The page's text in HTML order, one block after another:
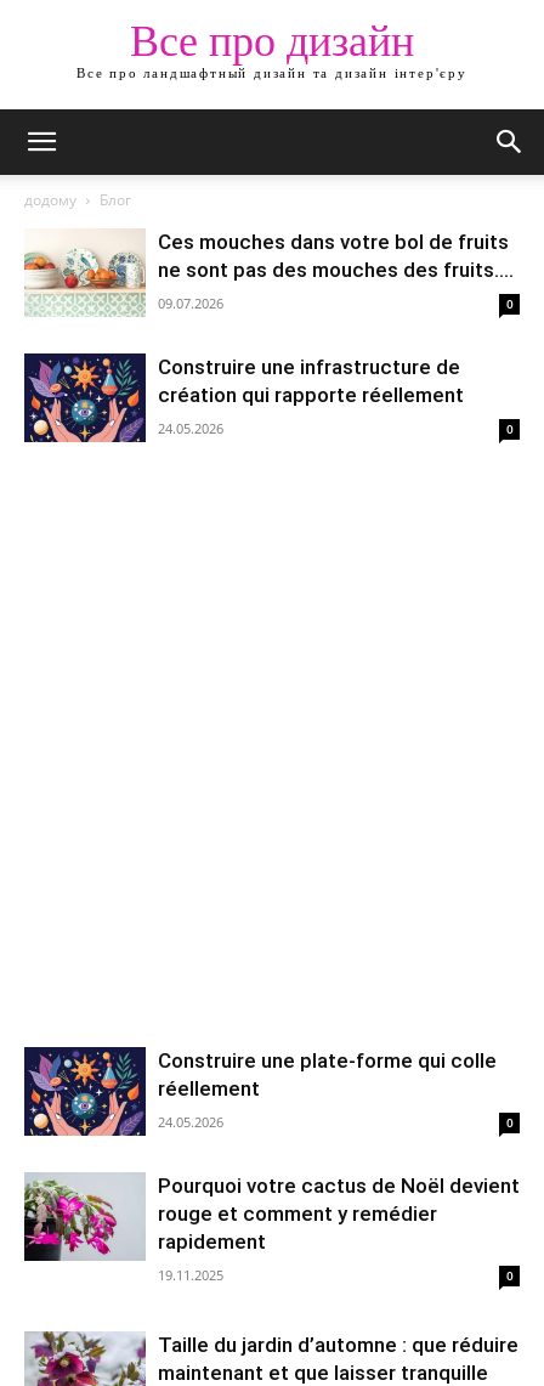
Все про дизайн
Все про ландшафтный дизайн та дизайн інтер'єру
додому Блог
Ces mouches dans votre bol de fruits
ne sont pas des mouches des fruits....
09.07.2026 0
Construire une infrastructure de
création qui rapporte réellement
24.05.2026 0
Construire une plate-forme qui colle
réellement
24.05.2026 0
Pourquoi votre cactus de Noël devient
rouge et comment y remédier
rapidement
19.11.2025 0
Taille du jardin d’automne : que réduire
maintenant et que laisser tranquille